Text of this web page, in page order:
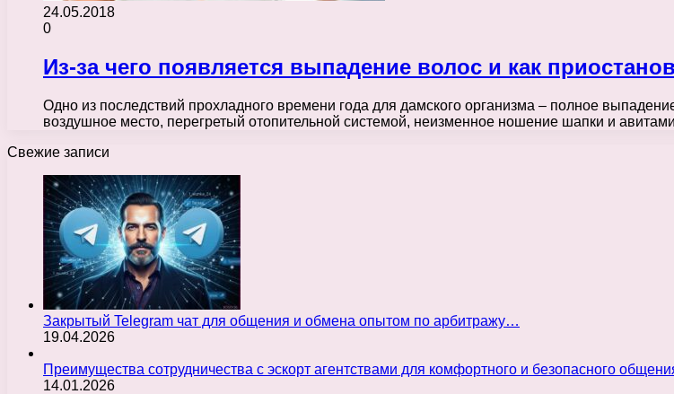
24.05.2018
0
Из-за чего появляется выпадение волос и как
Одно из последствий прохладного времени года для дамского организма – полное
воздушное место, перегретый отопительной системой, неизменное ношение шапки и
Свежие записи
Закрытый Telegram чат для общения и обмена опытом по арбитражу…
19.04.2026
Преимущества сотрудничества с эскорт агентствами для комфортного и безопасного
14.01.2026